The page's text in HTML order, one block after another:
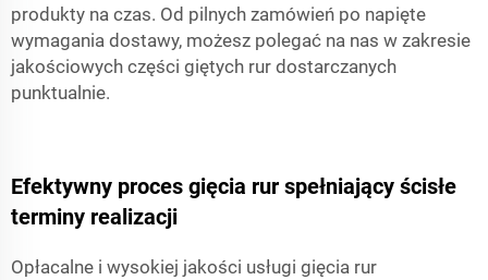
produkty na czas. Od pilnych zamówień po napięte
wymagania dostawy, możesz polegać na nas w zakresie
jakościowych części giętych rur dostarczanych
punktualnie.
Efektywny proces gięcia rur spełniający ścisłe
terminy realizacji
Opłacalne i wysokiej jakości usługi gięcia rur